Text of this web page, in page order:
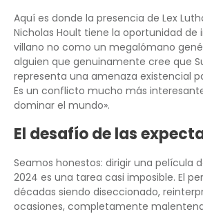
Aquí es donde la presencia de Lex
Nicholas Hoult tiene la oportunidad de
villano no como un megalómano
alguien que genuinamente cree que
representa una amenaza existencial
Es un conflicto mucho más
dominar el mundo».
El desafío de las
Seamos honestos: dirigir una película
2024 es una tarea casi imposible. El
décadas siendo diseccionado,
ocasiones, completamente